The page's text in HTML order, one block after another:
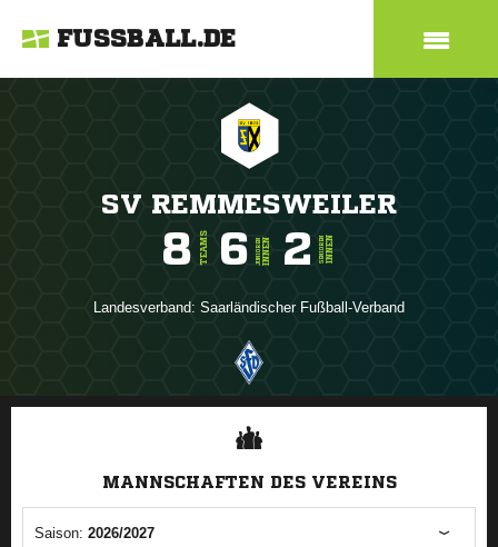
FUSSBALL.DE
SV REMMESWEILER
8 TEAMS 6 JUNIORENINNEN 2 SENIORENINNEN
Landesverband: Saarländischer Fußball-Verband
ANZEIGE
MANNSCHAFTEN DES VEREINS
Saison: 2026/2027